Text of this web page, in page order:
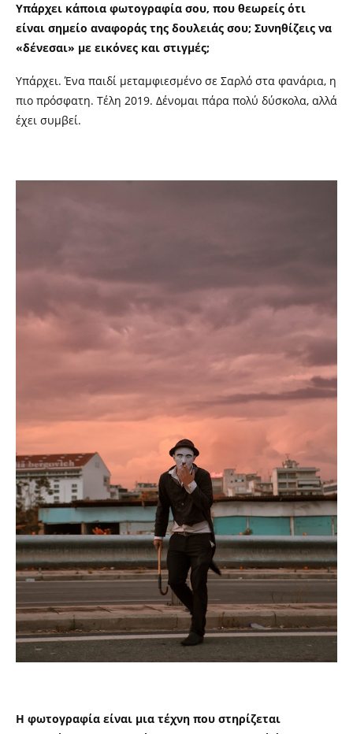
Υπάρχει κάποια φωτογραφία σου, που θεωρείς ότι
είναι σημείο αναφοράς της δουλειάς σου; Συνηθίζεις να
«δένεσαι» με εικόνες και στιγμές;
Υπάρχει. Ένα παιδί μεταμφιεσμένο σε Σαρλό στα φανάρια, η
πιο πρόσφατη. Τέλη 2019. Δένομαι πάρα πολύ δύσκολα, αλλά
έχει συμβεί.
Η φωτογραφία είναι μια τέχνη που στηρίζεται